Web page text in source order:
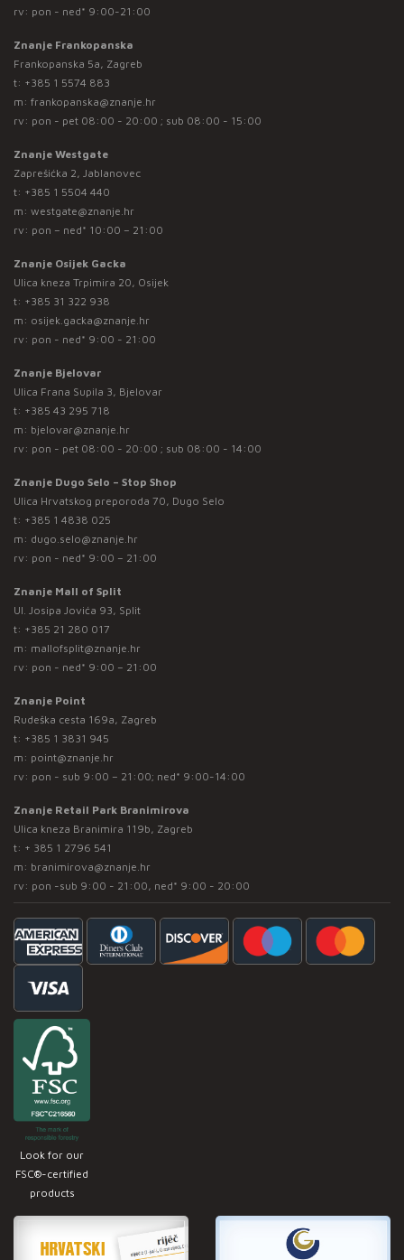
rv: pon - ned* 9:00-21:00
Znanje Frankopanska
Frankopanska 5a, Zagreb
t: +385 1 5574 883
m: frankopanska@znanje.hr
rv: pon - pet 08:00 - 20:00 ; sub 08:00 - 15:00
Znanje Westgate
Zaprešićka 2, Jablanovec
t: +385 1 5504 440
m: westgate@znanje.hr
rv: pon – ned* 10:00 – 21:00
Znanje Osijek Gacka
Ulica kneza Trpimira 20, Osijek
t: +385 31 322 938
m: osijek.gacka@znanje.hr
rv: pon - ned* 9:00 - 21:00
Znanje Bjelovar
Ulica Frana Supila 3, Bjelovar
t: +385 43 295 718
m: bjelovar@znanje.hr
rv: pon - pet 08:00 - 20:00 ; sub 08:00 - 14:00
Znanje Dugo Selo – Stop Shop
Ulica Hrvatskog preporoda 70, Dugo Selo
t: +385 1 4838 025
m: dugo.selo@znanje.hr
rv: pon - ned* 9:00 – 21:00
Znanje Mall of Split
Ul. Josipa Jovića 93, Split
t: +385 21 280 017
m: mallofsplit@znanje.hr
rv: pon - ned* 9:00 – 21:00
Znanje Point
Rudeška cesta 169a, Zagreb
t: +385 1 3831 945
m: point@znanje.hr
rv: pon - sub 9:00 – 21:00; ned* 9:00-14:00
Znanje Retail Park Branimirova
Ulica kneza Branimira 119b, Zagreb
t: + 385 1 2796 541
m: branimirova@znanje.hr
rv: pon -sub 9:00 - 21:00, ned* 9:00 - 20:00
Look for our
FSC®-certified
products